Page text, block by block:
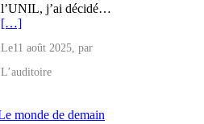
l’UNIL, j’ai décidé…
[…]
Le11 août 2025, par
L’auditoire